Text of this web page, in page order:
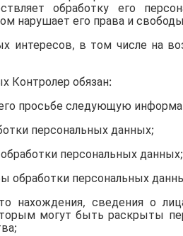
обработку его
нарушает его права и
интересов, в том числе на
Контролер обязан:
просьбе следующую
персональных данных;
персональных данных;
обработки персональных
нахождения, сведения о
могут быть раскрыты